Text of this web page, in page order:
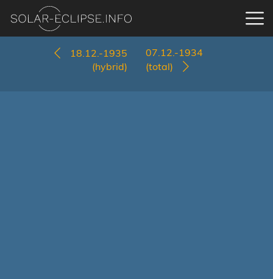
18.12.-1935
(hybrid)
07.12.-1934
(total)